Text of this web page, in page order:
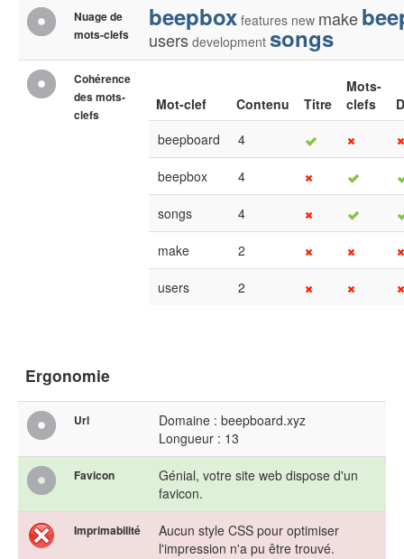
Nuage de
mots-clefs
beepbox features new make
users development songs
Cohérence
des mots-
clefs
Mot-clef Contenu Titre
Mots-
clefs
beepboard
4
beepbox 4
songs 4
make 2
users 2
Ergonomie
Url
Domaine : beepboard.xyz
Longueur : 13
Favicon
Génial, votre site web dispose d'un
favicon.
Imprimabilité
Aucun style CSS pour optimiser
l'impression n'a pu être trouvé.